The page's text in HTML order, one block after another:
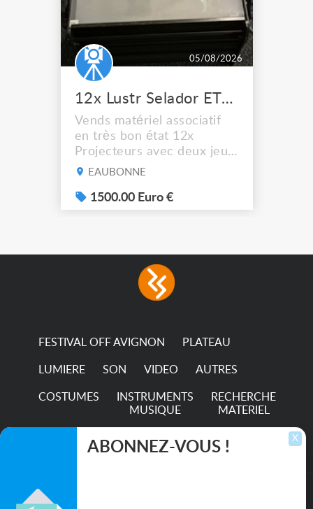
05/08/2026
12x Lustr Selador ETC Led 7x colors filtres
Vends matériel associatif
en très bon état 12x
Projecteurs avec deux jeux
de filtre filtre Lustr Selador
system – seven colour
LEDs providing the
with low power
consumption The
EAUBONNE
1500.00 Euro €
FESTIVAL OFF AVIGNON PLATEAU
LUMIERE SON VIDEO AUTRES
COSTUMES
INSTRUMENTS
MUSIQUE
RECHERCHE
MATERIEL
TRANSPORTS X
ABONNEZ-VOUS !